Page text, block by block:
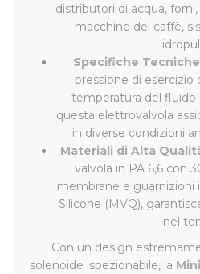
distributori di acqua,
macchine del caffè,
Specifiche
pressione di esercizio
temperatura del fluido
questa elettrovalvola
in diverse condizioni
Materiali di Alta
valvola in PA 6,6 con
membrane e guarnizioni
Silicone (MVQ),
nel
Con un design
solenoide ispezionabile, la